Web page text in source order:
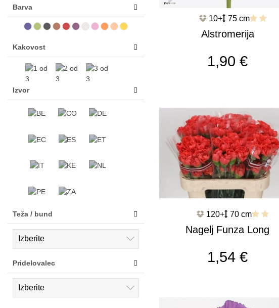
Barva
Kakovost
Izvor
Teža / bund
Pridelovalec
10+ 75 cm
Alstromerija
1,90 €
120+ 70 cm
Nagelj Funza Long
1,54 €